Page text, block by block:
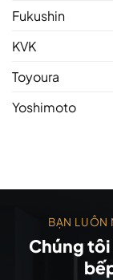
Fukushin
KVK
Toyoura
Yoshimoto
BẠN LUÔN
Chúng tôi